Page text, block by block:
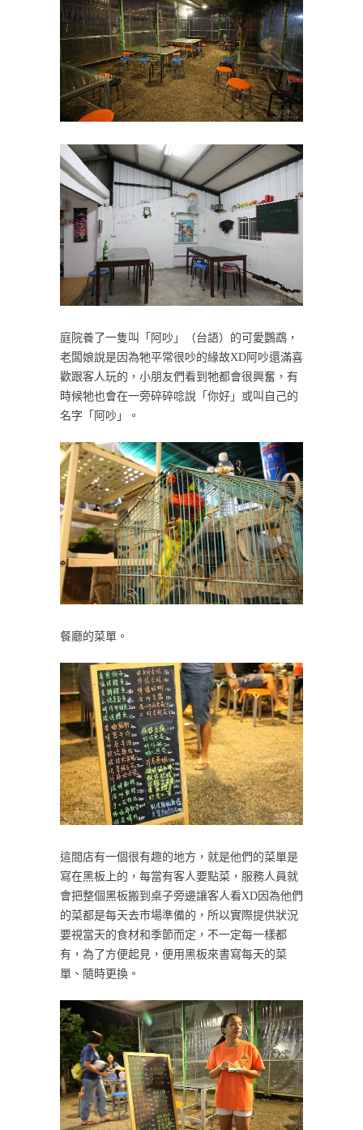
庭院養了一隻叫「阿吵」（台語）的可愛鸚鵡，
老闆娘說是因為牠平常很吵的緣故XD阿吵還滿喜
歡跟客人玩的，小朋友們看到牠都會很興奮，有
時候牠也會在一旁碎碎唸說「你好」或叫自己的
名字「阿吵」。
餐廳的菜單。
這間店有一個很有趣的地方，就是他們的菜單是
寫在黑板上的，每當有客人要點菜，服務人員就
會把整個黑板搬到桌子旁邊讓客人看XD因為他們
的菜都是每天去市場準備的，所以實際提供狀況
要視當天的食材和季節而定，不一定每一樣都
有，為了方便起見，便用黑板來書寫每天的菜
單、隨時更換。